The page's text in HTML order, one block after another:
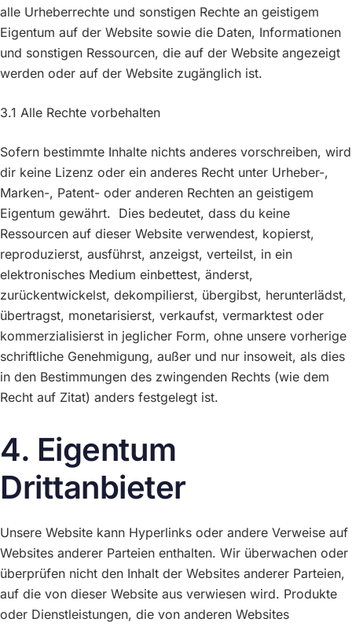
alle Urheberrechte und sonstigen Rechte an geistigem
Eigentum auf der Website sowie die Daten, Informationen
und sonstigen Ressourcen, die auf der Website angezeigt
werden oder auf der Website zugänglich ist.
3.1 Alle Rechte vorbehalten
Sofern bestimmte Inhalte nichts anderes vorschreiben, wird
dir keine Lizenz oder ein anderes Recht unter Urheber-,
Marken-, Patent- oder anderen Rechten an geistigem
Eigentum gewährt. Dies bedeutet, dass du keine
Ressourcen auf dieser Website verwendest, kopierst,
reproduzierst, ausführst, anzeigst, verteilst, in ein
elektronisches Medium einbettest, änderst,
zurückentwickelst, dekompilierst, übergibst, herunterlädst,
übertragst, monetarisierst, verkaufst, vermarktest oder
kommerzialisierst in jeglicher Form, ohne unsere vorherige
schriftliche Genehmigung, außer und nur insoweit, als dies
in den Bestimmungen des zwingenden Rechts (wie dem
Recht auf Zitat) anders festgelegt ist.
4. Eigentum
Drittanbieter
Unsere Website kann Hyperlinks oder andere Verweise auf
Websites anderer Parteien enthalten. Wir überwachen oder
überprüfen nicht den Inhalt der Websites anderer Parteien,
auf die von dieser Website aus verwiesen wird. Produkte
oder Dienstleistungen, die von anderen Websites